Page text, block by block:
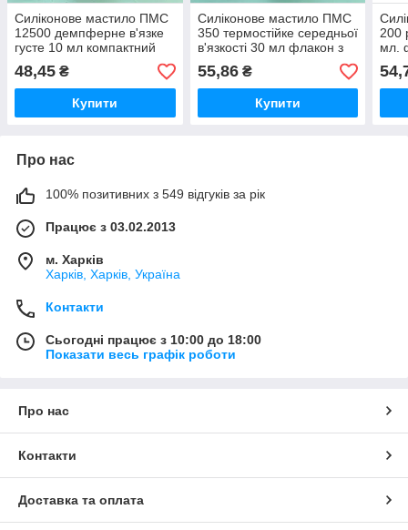
Силіконове мастило ПМС
12500 демпферне в'язке
густе 10 мл компактний
флакон з дозатором
48,45 ₴
Купити
Силіконове мастило ПМС
350 термостійке середньої
в'язкості 30 мл флакон з
дозатором
55,86₴
Купити
200
мл.
Про нас
100% позитивних з 549 відгуків за рік
Працює з 03.02.2013
м. Харків
Харків, Харків, Україна
Контакти
Сьогодні працює з 10:00 до 18:00
Показати весь графік роботи
Про нас
Контакти
Доставка та оплата